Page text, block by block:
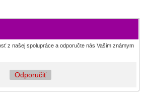
z našej spolupráce a odporučte nás Vašim známym
Odporučiť